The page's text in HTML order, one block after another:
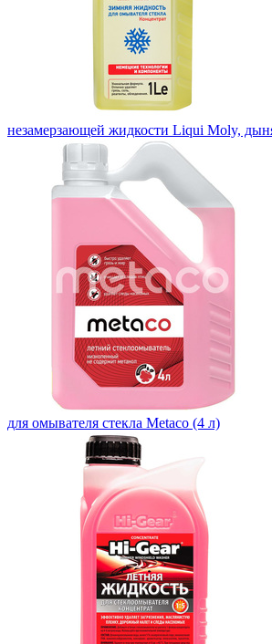
незамерзающей жидкости Liqui Moly,
для омывателя стекла Metaco (4 л)